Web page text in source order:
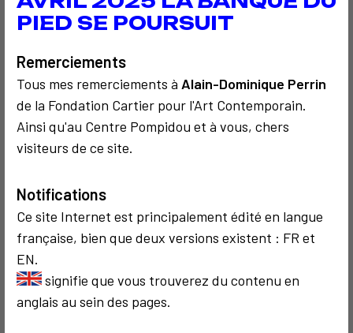
PIED SE POURSUIT
Remerciements
Tous mes remerciements à Alain-Dominique Perrin
de la Fondation Cartier pour l'Art Contemporain.
Ainsi qu'au Centre Pompidou et à vous, chers
visiteurs de ce site.
Notifications
Ce site Internet est principalement édité en langue
française, bien que deux versions existent : FR et
EN.
signifie que vous trouverez du contenu en
anglais au sein des pages.
les rubriques "Aide" des navigateurs les plus
- Internet Explorer™ :
http://windows.microsoft.com/fr-FR/windows-
vista/Block-or-allow-cookies
fr/guide/safari/sfri11471/mac
- Safari™ sur iPhone, iPad ou iPod touch
:https://support.apple.com/fr-fr/HT201265
- Chrome™ :